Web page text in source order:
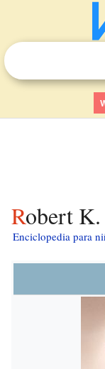
Robert
Enciclopedia para